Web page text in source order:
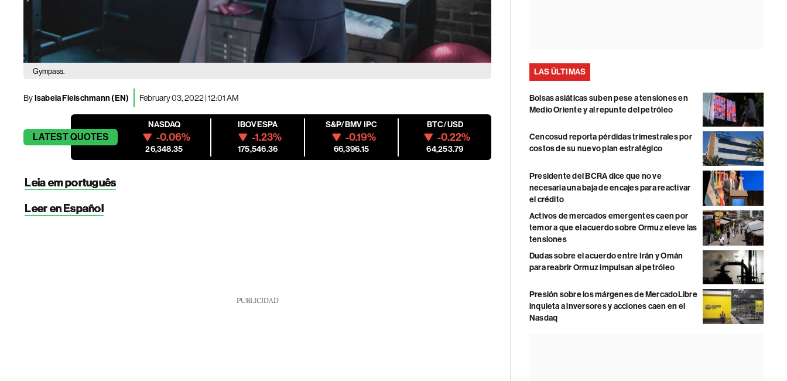
Gympass.
ByIsabela Fleischmann (EN) February 03, 2022 | 12:01 AM
LATESTQUOTES
NASDAQ
-0.06%
26,348.35
IBOVESPA
-1.23%
175,546.36
S&P/BMV IPC
-0.19%
66,396.15
BTC/USD
-0.22%
64,253.79
Leia em português
Leer en Español
PUBLICIDAD
LAS ÚLTIMAS
Bolsas asiáticas suben pese a tensiones en
Medio Oriente y al repunte del petróleo
Cencosud reporta pérdidas trimestrales por
costos de su nuevo plan estratégico
Presidente del BCRA dice que no ve
necesaria una baja de encajes para reactivar
el crédito
Activos de mercados emergentes caen por
temor a que el acuerdo sobre Ormuz eleve las
tensiones
Dudas sobre el acuerdo entre Irán y Omán
para reabrir Ormuz impulsan al petróleo
Presión sobre los márgenes de MercadoLibre
inquieta a inversores y acciones caen en el
Nasdaq